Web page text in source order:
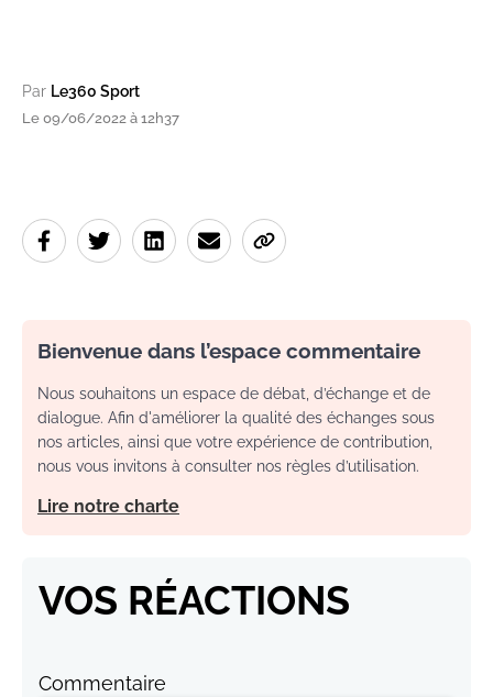
Par Le360 Sport
Le 09/06/2022 à 12h37
Bienvenue dans l’espace commentaire
Nous souhaitons un espace de débat, d’échange et de
dialogue. Afin d'améliorer la qualité des échanges sous
nos articles, ainsi que votre expérience de contribution,
nous vous invitons à consulter nos règles d’utilisation.
Lire notre charte
VOS RÉACTIONS
Commentaire